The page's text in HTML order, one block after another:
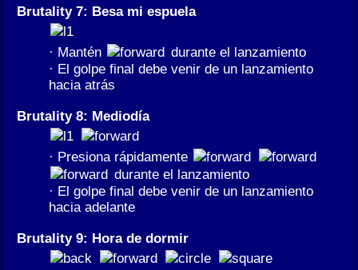
Brutality 7: Besa mi espuela
· Mantén
durante el lanzamiento
· El golpe final debe venir de un lanzamiento
hacia atrás
Brutality 8: Mediodía
· Presiona rápidamente
durante el lanzamiento
· El golpe final debe venir de un lanzamiento
hacia adelante
Brutality 9: Hora de dormir